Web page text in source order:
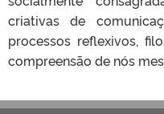
criativas de
processos reflexivos,
compreensão de nós